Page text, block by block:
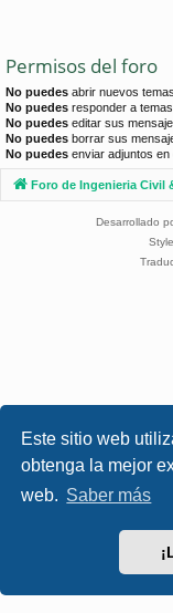
Este sitio web
obtenga la mejor
web. Saber más
Permisos del foro
No puedes abrir nuevos
No puedes responder a
No puedes editar sus
No puedes borrar sus
No puedes enviar adjuntos
Foro de Ingenieria Civil
Desarrollado